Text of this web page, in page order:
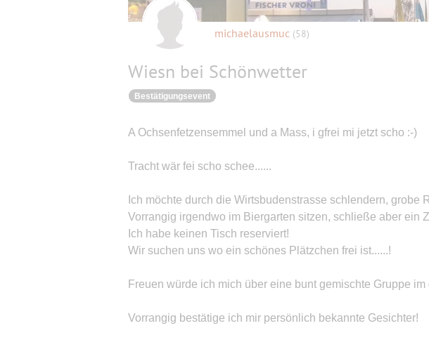
michaelausmuc (58)
Wiesn bei Schönwetter
Bestätigungsevent
A Ochsenfetzensemmel und a Mass, i gfrei mi jetzt scho :-)
Tracht wär fei scho schee......
Ich möchte durch die Wirtsbudenstrasse schlendern, grobe
Vorrangig irgendwo im Biergarten sitzen, schließe aber ein
Ich habe keinen Tisch reserviert!
Wir suchen uns wo ein schönes Plätzchen frei ist......!
Freuen würde ich mich über eine bunt gemischte Gruppe
Vorrangig bestätige ich mir persönlich bekannte Gesichter!